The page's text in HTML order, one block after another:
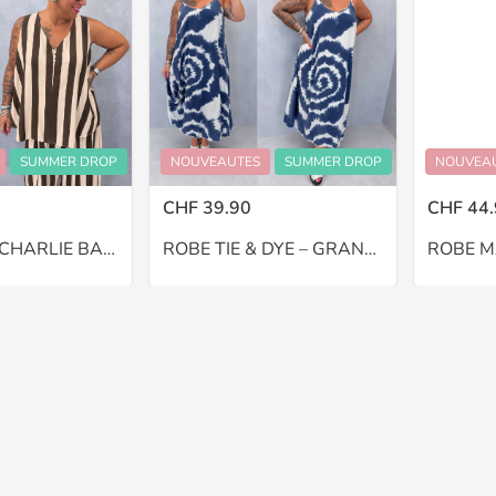
SUMMER DROP
PANTALON CHARLIE BALLON – GRANDE TAILLE 46–48
NOUVEAUTES SUMMER DROP
CHF 39.90
ROBE TIE & DYE – GRANDE TAILLE 46–48
CHF